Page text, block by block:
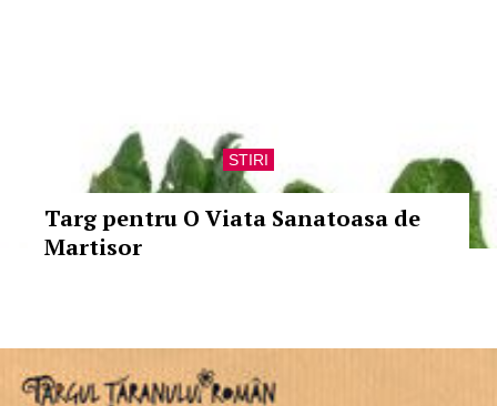
STIRI
Targ pentru O Viata Sanatoasa de
Martisor